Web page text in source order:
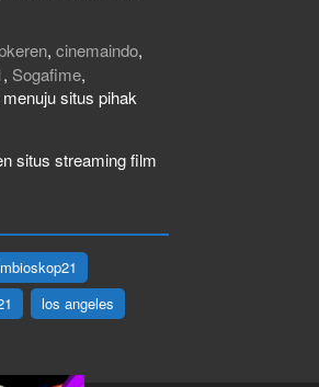
, cinemaindo,
, Sogafime,
situs pihak
situs streaming film
los angeles